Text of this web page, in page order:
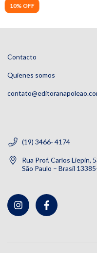
10% OFF
Contacto
Quienes somos
(19) 3466- 4174
Rua Prof. Carlos Liepin,
São Paulo – Brasil